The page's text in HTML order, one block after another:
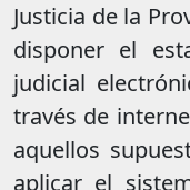
Justicia de la
disponer el
judicial
través de
aquellos
aplicar el